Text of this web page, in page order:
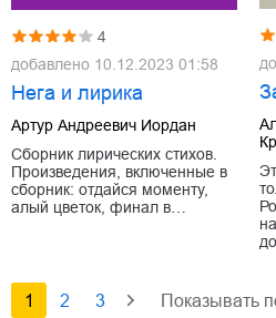
4
добавлено 10.12.2023 01:58
Нега и лирика
Артур Андреевич Иордан
Сборник лирических стихов.
Произведения, включенные в
сборник: отдайся моменту,
алый цветок, финал в…
1 2 3 Показывать